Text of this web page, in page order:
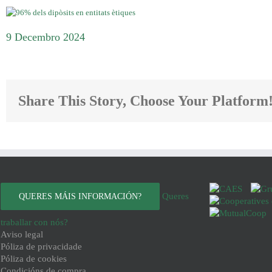
9 Decembro 2024
Share This Story, Choose Your
QUERES MÁIS INFORMACIÓN? Queres
traballar con nós?
Aviso legal
Póliza de privacidade
Póliza de cookies